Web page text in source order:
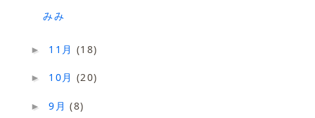
みみ
► 11月 (18)
► 10月 (20)
►9月(8)